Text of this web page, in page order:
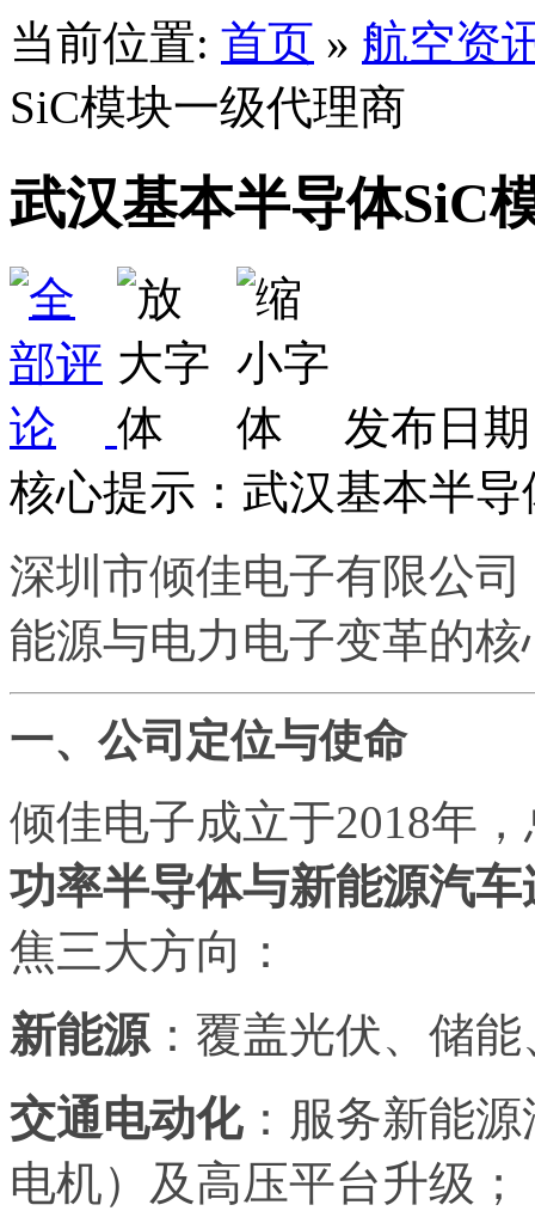
当前位置: 首页 » 航空资
SiC模块一级代理商
武汉基本半导体SiC
发布日
核心提示：武汉基本半
深圳市倾佳电子有限公
能源与电力电子变革的
一、公司定位与使命
倾佳电子成立于2018年
功率半导体与新能源汽
焦三大方向：
新能源：覆盖光伏、储
交通电动化：服务新能
电机）及高压平台升级；